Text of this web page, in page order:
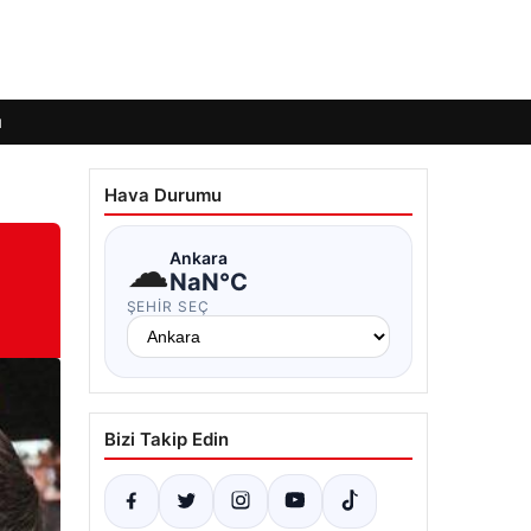
Hava Durumu
☁Ankara
NaN°C
ŞEHIR SEÇ
Bizi Takip Edin